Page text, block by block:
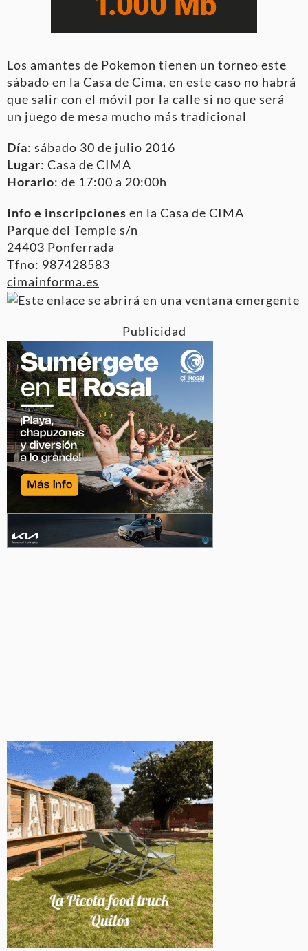
Los amantes de Pokemon tienen un torneo este
sábado en la Casa de Cima, en este caso no habrá
que salir con el móvil por la calle si no que será
un juego de mesa mucho más tradicional
Día: sábado 30 de julio 2016
Lugar: Casa de CIMA
Horario: de 17:00 a 20:00h
Info e inscripciones en la Casa de CIMA
Parque del Temple s/n
24403 Ponferrada
Tfno: 987428583
cimainforma.es
Publicidad